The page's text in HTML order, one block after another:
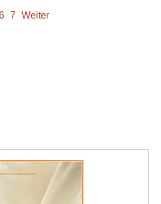
7 Weiter